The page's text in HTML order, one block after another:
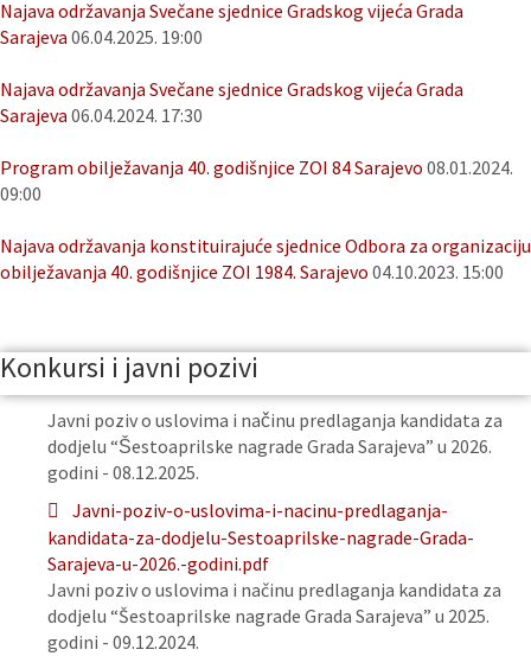
Najava održavanja Svečane sjednice Gradskog vijeća Grada
Sarajeva 06.04.2025. 19:00
Najava održavanja Svečane sjednice Gradskog vijeća Grada
Sarajeva 06.04.2024. 17:30
Program obilježavanja 40. godišnjice ZOI 84 Sarajevo 08.01.2024.
09:00
Najava održavanja konstituirajuće sjednice Odbora za organizaciju
obilježavanja 40. godišnjice ZOI 1984. Sarajevo 04.10.2023. 15:00
Konkursi i javni pozivi
Javni poziv o uslovima i načinu predlaganja kandidata za
dodjelu “Šestoaprilske nagrade Grada Sarajeva” u 2026.
godini - 08.12.2025.
Javni-poziv-o-uslovima-i-nacinu-predlaganja-
kandidata-za-dodjelu-Sestoaprilske-nagrade-Grada-
Sarajeva-u-2026.-godini.pdf
Javni poziv o uslovima i načinu predlaganja kandidata za
dodjelu “Šestoaprilske nagrade Grada Sarajeva” u 2025.
godini - 09.12.2024.